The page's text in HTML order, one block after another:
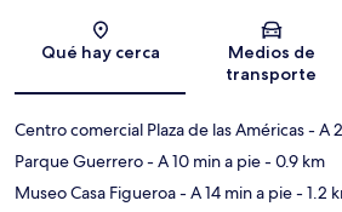
Sección
Qué hay cerca
Medios de
transporte
Centro comercial Plaza de las Américas- A
Parque Guerrero- A 10 min a pie- 0.9 km
Museo Casa Figueroa- A 14 min a pie- 1.2